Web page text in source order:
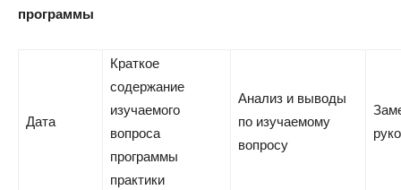
программы
Дата
Краткое
содержание
изучаемого
вопроса
программы
практики
Анализ и выводы
по изучаемому
вопросу